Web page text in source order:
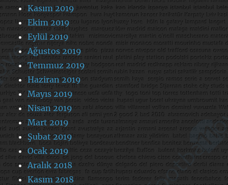
Kasım 2019
Ekim 2019
Eylül 2019
Ağustos 2019
Temmuz 2019
Haziran 2019
Mayıs 2019
Nisan 2019
Mart 2019
Şubat 2019
Ocak 2019
Aralık 2018
Kasım 2018